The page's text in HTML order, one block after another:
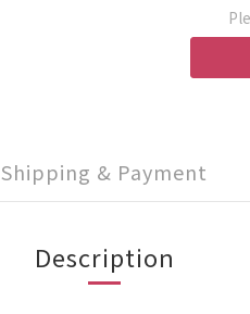
Shipping & Payment
Description